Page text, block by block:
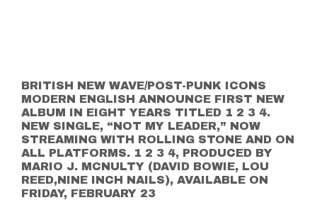
BRITISH NEW WAVE/POST-PUNK ICONS
MODERN ENGLISH ANNOUNCE FIRST NEW
ALBUM IN EIGHT YEARS TITLED 1 2 3 4.
NEW SINGLE, “NOT MY LEADER,” NOW
STREAMING WITH ROLLING STONE AND ON
ALL PLATFORMS. 1 2 3 4, PRODUCED BY
MARIO J. MCNULTY (DAVID BOWIE, LOU
REED,NINE INCH NAILS), AVAILABLE ON
FRIDAY, FEBRUARY 23